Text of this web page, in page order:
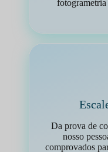
fotogrametria
Da prova de
nosso
comprovados